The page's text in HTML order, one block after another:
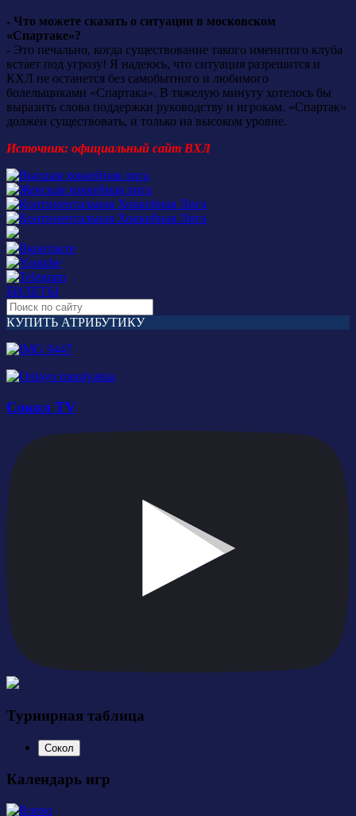
- Что можете сказать о ситуации в московском
«Спартаке»?
- Это печально, когда существование такого именитого клуба
встает под угрозу! Я надеюсь, что ситуация разрешится и
КХЛ не останется без самобытного и любимого
болельщиками «Спартака». В тяжелую минуту хотелось бы
выразить слова поддержки руководству и игрокам. «Спартак»
должен существовать, и только на высоком уровне.
Источник: официальный сайт ВХЛ
БИЛЕТЫ
КУПИТЬ АТРИБУТИКУ
Сокол TV
Турнирная таблица
Сокол
Календарь игр